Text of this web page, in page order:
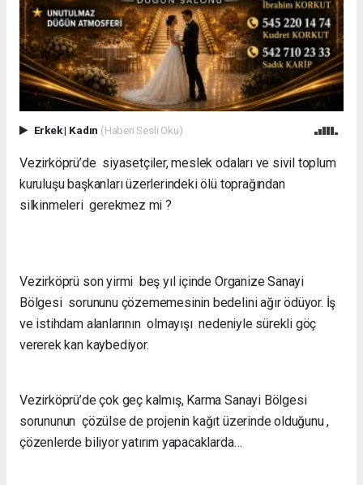
Erkek| Kadın (Haberi Sesli Oku)
Vezirköprü’de siyasetçiler, meslek odaları ve sivil toplum
kuruluşu başkanları üzerlerindeki ölü toprağından
silkinmeleri gerekmez mi ?
Vezirköprü son yirmi beş yıl içinde Organize Sanayi
Bölgesi sorununu çözememesinin bedelini ağır ödüyor. İş
ve istihdam alanlarının olmayışı nedeniyle sürekli göç
vererek kan kaybediyor.
Vezirköprü’de çok geç kalmış, Karma Sanayi Bölgesi
sorununun çözülse de projenin kağıt üzerinde olduğunu ,
çözenlerde biliyor yatırım yapacaklarda…